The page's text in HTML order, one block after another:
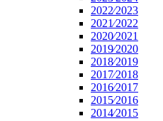
2022⁄2023
2021⁄2022
2020⁄2021
2019⁄2020
2018⁄2019
2017⁄2018
2016⁄2017
2015⁄2016
2014⁄2015